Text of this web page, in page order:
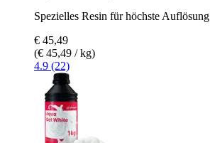
Spezielles Resin für höchste Auflösung
€ 45,49
(€ 45,49 / kg)
4.9 (22)